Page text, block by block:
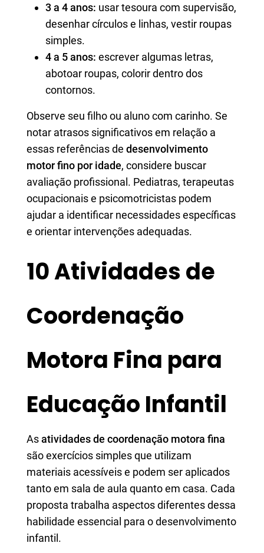
3 a 4 anos: usar tesoura com supervisão,
desenhar círculos e linhas, vestir roupas
simples.
4 a 5 anos: escrever algumas letras,
abotoar roupas, colorir dentro dos
contornos.
Observe seu filho ou aluno com carinho. Se
notar atrasos significativos em relação a
essas referências de desenvolvimento
motor fino por idade, considere buscar
avaliação profissional. Pediatras, terapeutas
ocupacionais e psicomotricistas podem
ajudar a identificar necessidades específicas
e orientar intervenções adequadas.
10 Atividades de
Coordenação
Motora Fina para
Educação Infantil
Asatividades de coordenação motora fina
são exercícios simples que utilizam
materiais acessíveis e podem ser aplicados
tanto em sala de aula quanto em casa. Cada
proposta trabalha aspectos diferentes dessa
habilidade essencial para o desenvolvimento
infantil.